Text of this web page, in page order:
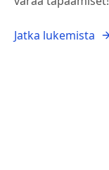
Jatka lukemista